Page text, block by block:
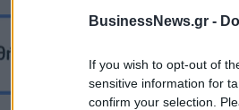
BusinessNews.gr -
If you wish to opt-out of
sensitive information for
confirm your selection.